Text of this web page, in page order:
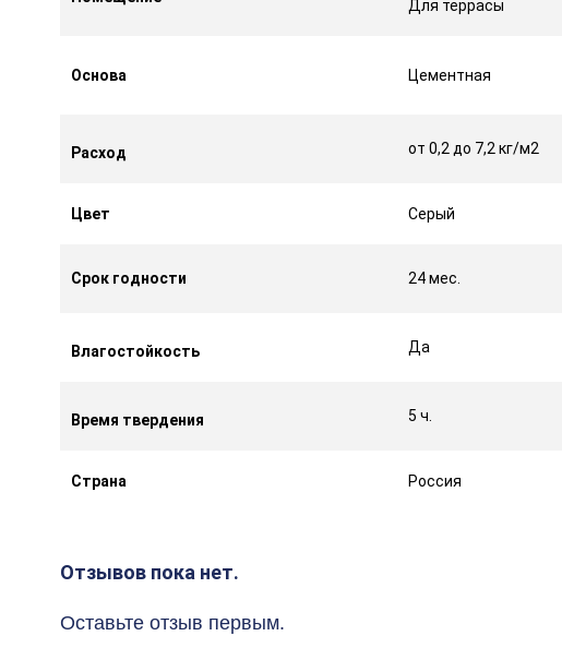
Для террасы
Основа Цементная
Расход от 0,2 до 7,2 кг/м2
Цвет Серый
Срок годности 24 мес.
Влагостойкость Да
Время твердения 5 ч.
Страна Россия
Отзывов пока нет.
Оставьте отзыв первым.